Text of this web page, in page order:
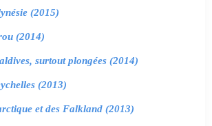
(2015)
(2014)
surtout plongées (2014)
(2013)
et des Falkland (2013)